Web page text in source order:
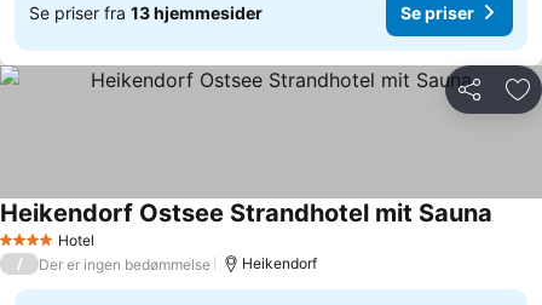
Se priser fra 13 hjemmesider Se priser
Del
4 StjernerHotel
Heikendorf Ostsee Strandhotel mit Sauna
/ Der er ingen bedømmelse Heikendorf